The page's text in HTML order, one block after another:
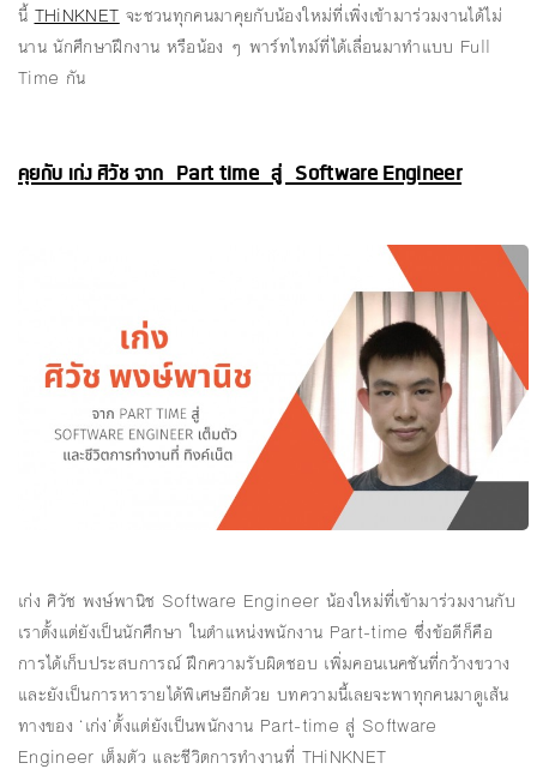
นี้ THiNKNET จะชวนทุกคนมาคุยกับน้องใหม่ที่เพิ่งเข้ามาร่วมงานได้ไม่
นาน นักศึกษาฝึกงาน หรือน้อง ๆ พาร์ทไทม์ที่ได้เลื่อนมาทำแบบ Full
Time กัน
คุยกับ เก่ง ศิวัช จาก Part time สู่ Software Engineer
เก่ง ศิวัช พงษ์พานิช Software Engineer น้องใหม่ที่เข้ามาร่วมงานกับ
เราตั้งแต่ยังเป็นนักศึกษา ในตำแหน่งพนักงาน Part-time ซึ่งข้อดีก็คือ
การได้เก็บประสบการณ์ ฝึกความรับผิดชอบ เพิ่มคอนเนคชันที่กว้างขวาง
และยังเป็นการหารายได้พิเศษอีกด้วย บทความนี้เลยจะพาทุกคนมาดูเส้น
ทางของ ‘เก่ง’ตั้งแต่ยังเป็นพนักงาน Part-time สู่ Software
Engineer เต็มตัว และชีวิตการทำงานที่ THiNKNET